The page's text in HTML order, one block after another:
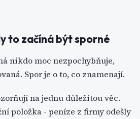
to začíná být sporné
nikdo moc nezpochybňuje,
Spor je o to, co znamenají.
na jednu důležitou věc.
položka - peníze z firmy odešly